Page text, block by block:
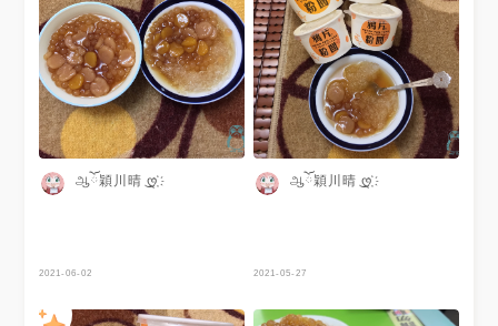
台北小吃 #台北宵夜 #板橋美食
#台北美食 #台北必吃 #手機食
先 #公館夜市 #台灣美食 #台北
美食地圖 #台北銅板美食 #中正
區美食 #中正美食 # #銅板美食
#taiwanfood #taipeifood #公
館小吃 #台北美食推薦 #台北好
吃 #公館夜市美食 #台大美食 #
雙北小吃 #淡水美食
ஆོ穎川晴 ͜ღ҉
2021-06-02
ஆོ穎川晴 ͜ღ҉
2021-05-27